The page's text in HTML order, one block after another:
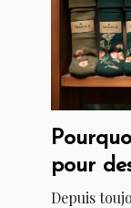
pour
Depuis